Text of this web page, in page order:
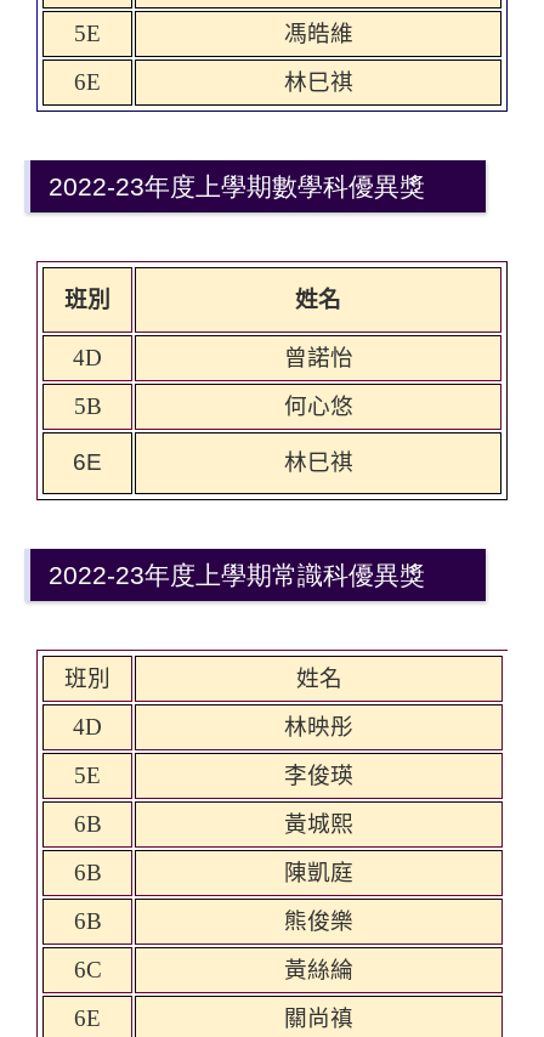
5E
馮皓維
6E
林巳祺
2022-23年度上學期數學科優異獎
班別 姓名
4D
曾諾怡
5B
何心悠
6E 林巳祺
2022-23年度上學期常識科優異獎
班別
姓名
4D
林映彤
5E
李俊瑛
6B
黃城熙
6B
陳凱庭
6B
熊俊樂
6C
黃絲綸
6E
關尚禛